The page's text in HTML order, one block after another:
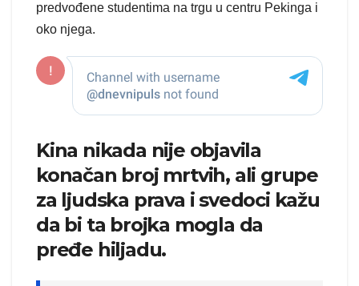
predvođene studentima na trgu u centru Pekinga i
oko njega.
Kina nikada nije objavila
konačan broj mrtvih, ali grupe
za ljudska prava i svedoci kažu
da bi ta brojka mogla da
pređe hiljadu.